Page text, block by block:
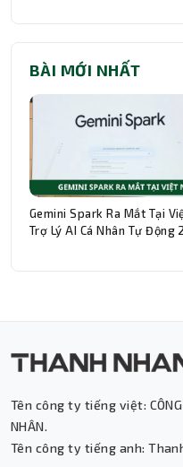
BÀI MỚI NHẤT
Gemini Spark Ra Mắt Tại
Trợ Lý AI Cá Nhân Tự Động
Tên công ty tiếng việt: CÔNG
NHÂN.
Tên công ty tiếng anh:
Trợ lý AI •